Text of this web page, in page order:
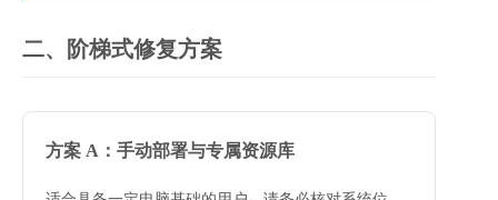
二、阶梯式修复方案
方案 A：手动部署与专属资源库